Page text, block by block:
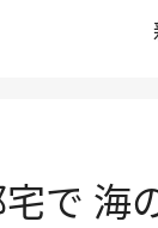
で